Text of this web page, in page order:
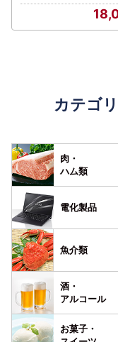
カテゴ
肉・
ハム類
電化製品
魚介類
酒・
アルコール
お菓子・